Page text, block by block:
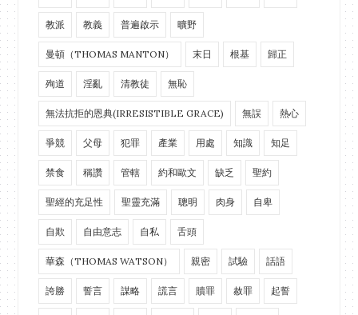
教派 教義 普遍啟示 曠野
曼頓（THOMAS MANTON） 末日 根基 歸正
殉道 淫亂 清教徒 無恥
無法抗拒的恩典(IRRESISTIBLE GRACE) 無誤 熱心
爭競 父母 犯罪 產業 用處 知識 知足
禁食 稱讚 管轄 約和歐文 缺乏 聖約
聖經的充足性 聖靈充滿 聰明 肉身 自卑
自欺 自由意志 自私 舌頭
華森（THOMAS WATSON） 親密 試驗 話語
誇勝 誓言 謀略 謊言 贖罪 赦罪 起誓